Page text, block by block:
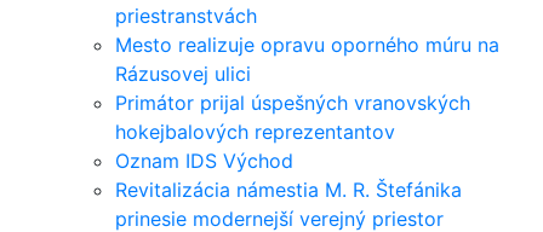
priestranstvách
Mesto realizuje opravu oporného múru na
Rázusovej ulici
Primátor prijal úspešných vranovských
hokejbalových reprezentantov
Oznam IDS Východ
Revitalizácia námestia M. R. Štefánika
prinesie modernejší verejný priestor